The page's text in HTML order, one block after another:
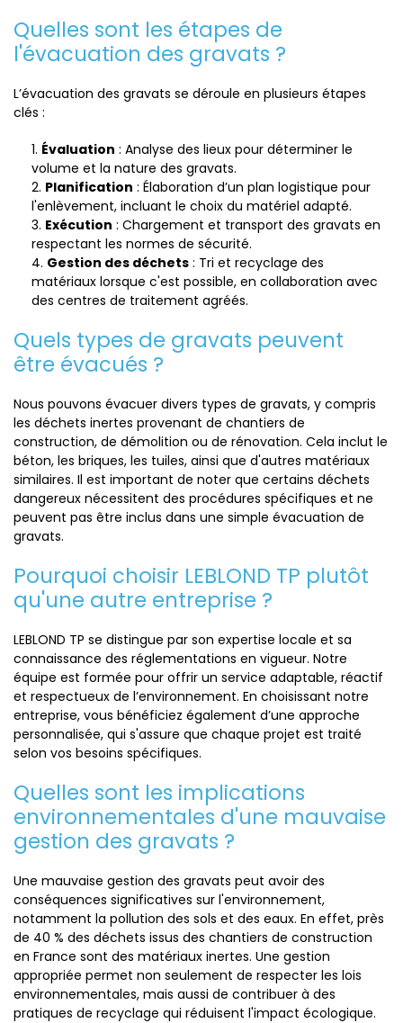
Quelles sont les étapes de
l'évacuation des gravats ?
L’évacuation des gravats se déroule en plusieurs étapes
clés :
Évaluation : Analyse des lieux pour déterminer le
volume et la nature des gravats.
Planification : Élaboration d’un plan logistique pour
l'enlèvement, incluant le choix du matériel adapté.
Exécution : Chargement et transport des gravats en
respectant les normes de sécurité.
Gestion des déchets : Tri et recyclage des
matériaux lorsque c'est possible, en collaboration avec
des centres de traitement agréés.
Quels types de gravats peuvent
être évacués ?
Nous pouvons évacuer divers types de gravats, y compris
les déchets inertes provenant de chantiers de
construction, de démolition ou de rénovation. Cela inclut le
béton, les briques, les tuiles, ainsi que d'autres matériaux
similaires. Il est important de noter que certains déchets
dangereux nécessitent des procédures spécifiques et ne
peuvent pas être inclus dans une simple évacuation de
gravats.
Pourquoi choisir LEBLOND TP plutôt
qu'une autre entreprise ?
LEBLOND TP se distingue par son expertise locale et sa
connaissance des réglementations en vigueur. Notre
équipe est formée pour offrir un service adaptable, réactif
et respectueux de l’environnement. En choisissant notre
entreprise, vous bénéficiez également d’une approche
personnalisée, qui s'assure que chaque projet est traité
selon vos besoins spécifiques.
Quelles sont les implications
environnementales d'une mauvaise
gestion des gravats ?
Une mauvaise gestion des gravats peut avoir des
conséquences significatives sur l'environnement,
notamment la pollution des sols et des eaux. En effet, près
de 40 % des déchets issus des chantiers de construction
en France sont des matériaux inertes. Une gestion
appropriée permet non seulement de respecter les lois
environnementales, mais aussi de contribuer à des
pratiques de recyclage qui réduisent l'impact écologique.